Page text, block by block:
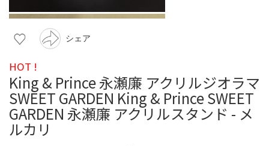
シェア
HOT !
King & Prince 永瀬廉 アクリルジオラマ
SWEET GARDEN King & Prince SWEET
GARDEN 永瀬廉 アクリルスタンド - メ
ルカリ